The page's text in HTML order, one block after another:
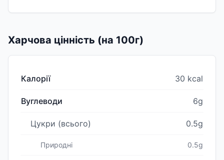
Харчова цінність (на 100г)
Калорії 30 kcal
Вуглеводи 6g
Цукри (всього) 0.5g
Природні 0.5g